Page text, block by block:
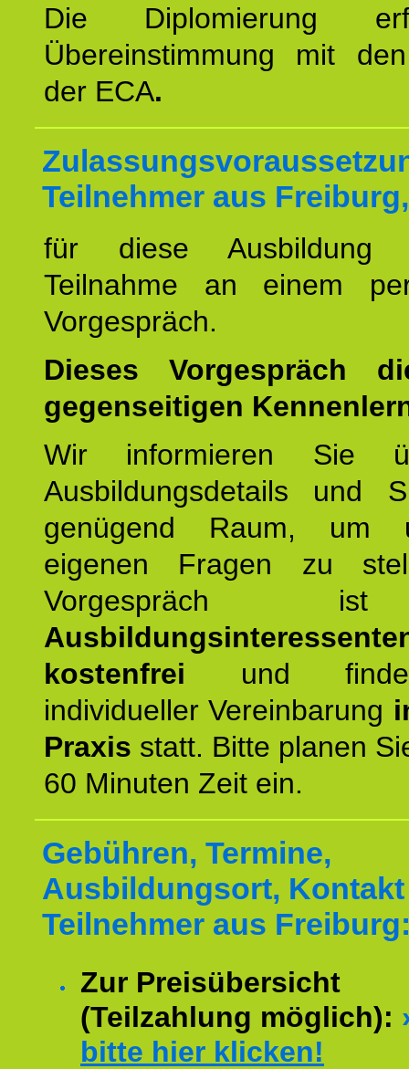
Die Diplomierung
Übereinstimmung mit
der ECA.
Teilnehmer aus Freiburg,
für diese
Teilnahme an einem
Vorgespräch.
Dieses Vorgespräch
gegenseitigen
Wir informieren Sie
Ausbildungsdetails und
genügend Raum, um
eigenen Fragen zu
kostenfrei und
individueller Vereinbarung
Praxis statt. Bitte planen
60 Minuten Zeit ein.
Gebühren, Termine,
Ausbildungsort,
Teilnehmer aus
Zur Preisübersicht
(Teilzahlung möglich):
bitte hier klicken!